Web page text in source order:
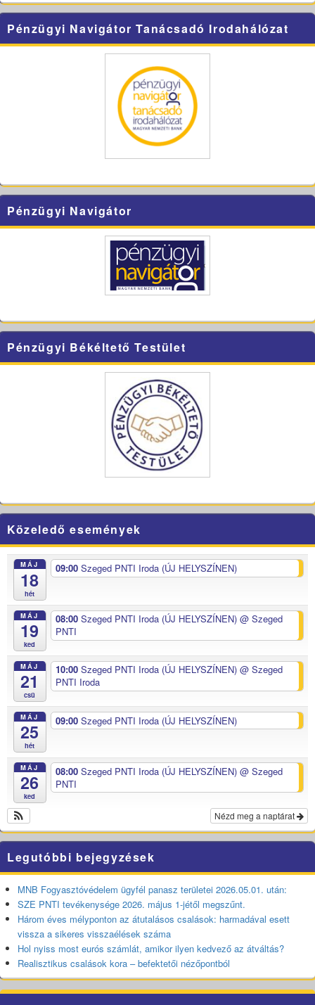
Pénzügyi Navigátor Tanácsadó Irodahálózat
Pénzügyi Navigátor
Pénzügyi Békéltető Testület
Közeledő események
MÁJ
18
hét
09:00 Szeged PNTI Iroda (ÚJ HELYSZÍNEN)
MÁJ
19
ked
08:00 Szeged PNTI Iroda (ÚJ HELYSZÍNEN) @ Szeged
PNTI
MÁJ
21
csü
10:00 Szeged PNTI Iroda (ÚJ HELYSZÍNEN) @ Szeged
PNTI Iroda
MÁJ
25
hét
09:00 Szeged PNTI Iroda (ÚJ HELYSZÍNEN)
MÁJ
26
ked
08:00 Szeged PNTI Iroda (ÚJ HELYSZÍNEN) @ Szeged
PNTI
Nézd meg a naptárat
Legutóbbi bejegyzések
MNB Fogyasztóvédelem ügyfél panasz területei 2026.05.01. után:
SZE PNTI tevékenysége 2026. május 1-jétől megszűnt.
Három éves mélyponton az átutalásos csalások: harmadával esett
vissza a sikeres visszaélések száma
Hol nyiss most eurós számlát, amikor ilyen kedvező az átváltás?
Realisztikus csalások kora – befektetői nézőpontból